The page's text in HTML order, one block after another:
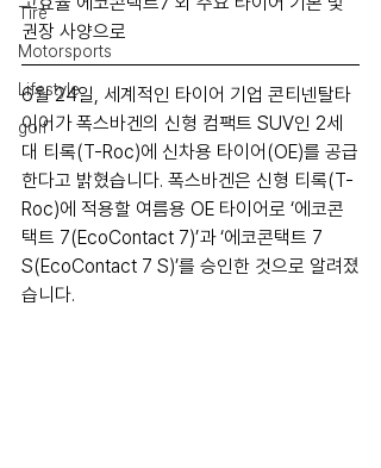
Tire
Motorsports
Lifestyle
golf
권장 사양으로
6월 24일, 세계적인 타이어 기업 콘티넨탈타
이어가 폭스바겐의 신형 컴팩트 SUV인 2세
대 티록(T-Roc)에 신차용 타이어(OE)를 공급
한다고 밝혔습니다. 폭스바겐은 신형 티록(T-
Roc)에 적용할 여름용 OE 타이어로 ‘에코콘
택트 7(EcoContact 7)’과 ‘에코콘택트 7
S(EcoContact 7 S)’를 승인한 것으로 알려졌
습니다.